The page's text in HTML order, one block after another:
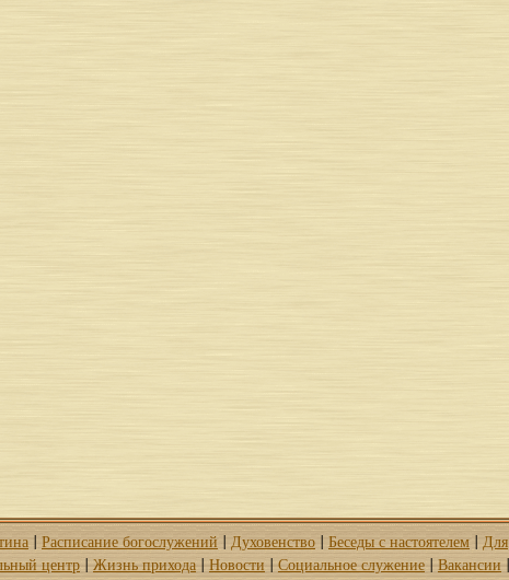
| Расписание богослужений |Духовенство |Беседы с настоятелем |Для
центр|Жизнь прихода|Новости|Социальное служение|Вакансии|